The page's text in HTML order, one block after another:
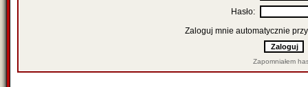
Hasło:
Zaloguj mnie automatycznie
Zapomniałem